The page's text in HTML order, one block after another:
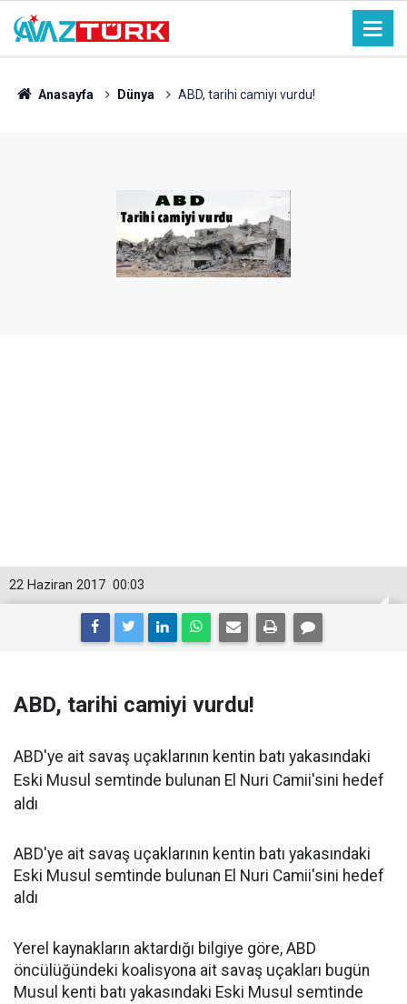
Anasayfa Dünya ABD, tarihi camiyi vurdu!
00:03
22 Haziran 2017
ABD, tarihi camiyi vurdu!
ABD'ye ait savaş uçaklarının kentin batı yakasındaki
Eski Musul semtinde bulunan El Nuri Camii'sini hedef
aldı
ABD'ye ait savaş uçaklarının kentin batı yakasındaki
Eski Musul semtinde bulunan El Nuri Camii'sini hedef
aldı
Yerel kaynakların aktardığı bilgiye göre, ABD
öncülüğündeki koalisyona ait savaş uçakları bugün
Musul kenti batı yakasındaki Eski Musul semtinde